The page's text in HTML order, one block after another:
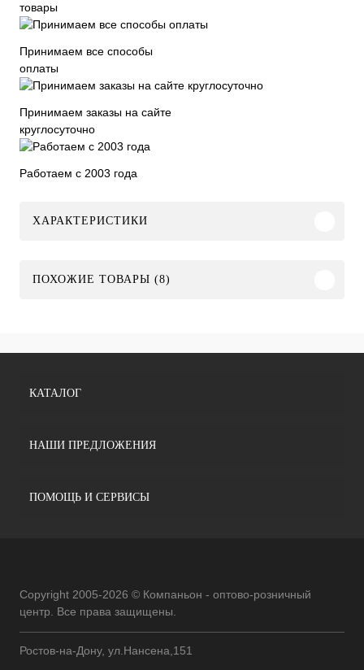
товары
Принимаем все способы
оплаты
Принимаем заказы на сайте
круглосуточно
Работаем с 2003 года
ХАРАКТЕРИСТИКИ
ПОХОЖИЕ ТОВАРЫ (8)
КАТАЛОГ
НАШИ ПРЕДЛОЖЕНИЯ
ПОМОЩЬ И СЕРВИСЫ
Copyright 2005-2026 © Компаньон - оптово-розничный
центр. Все права защищены.
Ростов-на-Дону, ул.Нансена,151